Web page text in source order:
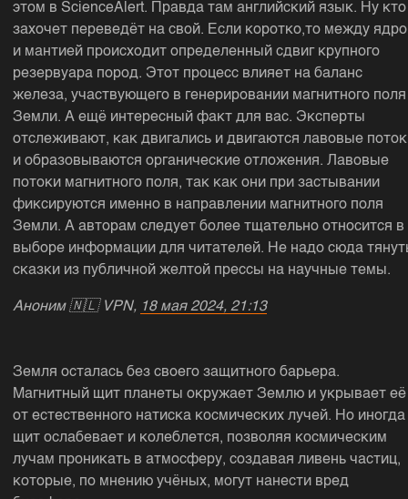
этом в ScienceAlert. Правда там английский язык. Ну кто
захочет переведёт на свой. Если коротко,то между
и мантией происходит определенный сдвиг крупного
резервуара пород. Этот процесс влияет на баланс
железа, участвующего в генерировании магнитного поля
Земли. А ещё интересный факт для вас. Эксперты
отслеживают, как двигались и двигаются лавовые
и образовываются органические отложения. Лавовые
потоки магнитного поля, так как они при застывании
фиксируются именно в направлении магнитного поля
Земли. А авторам следует более тщательно относится в
выборе информации для читателей. Не надо сюда
сказки из публичной желтой прессы на научные темы.
Аноним 🇳🇱 VPN, 18 мая 2024, 21:13
Земля осталась без своего защитного барьера.
Магнитный щит планеты окружает Землю и укрывает её
от естественного натиска космических лучей. Но иногда
щит ослабевает и колеблется, позволяя космическим
лучам проникать в атмосферу, создавая ливень частиц,
которые, по мнению учёных, могут нанести вред